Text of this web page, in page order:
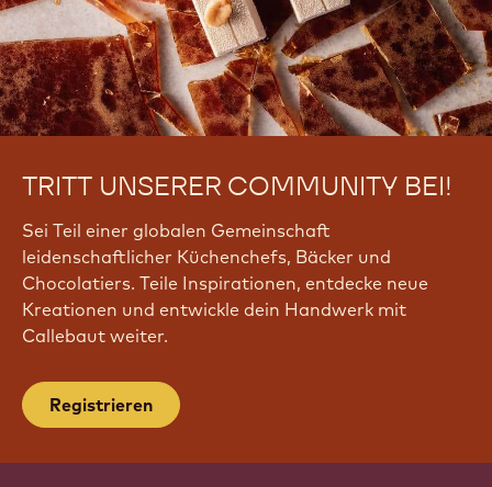
TRITT UNSERER COMMUNITY BEI!
Sei Teil einer globalen Gemeinschaft
leidenschaftlicher Küchenchefs, Bäcker und
Chocolatiers. Teile Inspirationen, entdecke neue
Kreationen und entwickle dein Handwerk mit
Callebaut weiter.
Registrieren